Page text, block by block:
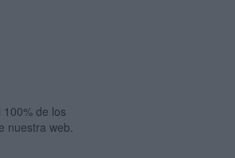
de los
nuestra web.